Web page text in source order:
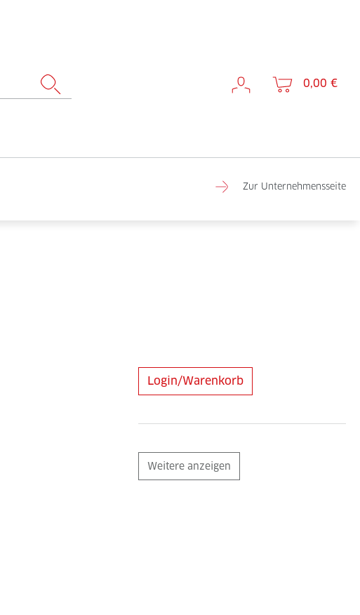
0,00 €
Zur Unternehmensseite
Login/Warenkorb
Weitere anzeigen